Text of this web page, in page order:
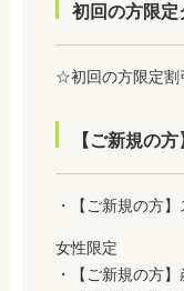
初回の方限定
☆初回の方限定
【ご新規の
・【ご新規の方
女性限定
・【ご新規の方